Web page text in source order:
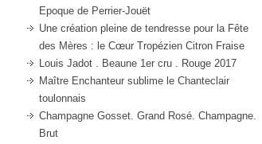
Epoque de Perrier-Jouët
Une création pleine de tendresse pour la Fête
des Mères : le Cœur Tropézien Citron Fraise
Louis Jadot . Beaune 1er cru . Rouge 2017
Maître Enchanteur sublime le Chanteclair
toulonnais
Champagne Gosset. Grand Rosé. Champagne.
Brut